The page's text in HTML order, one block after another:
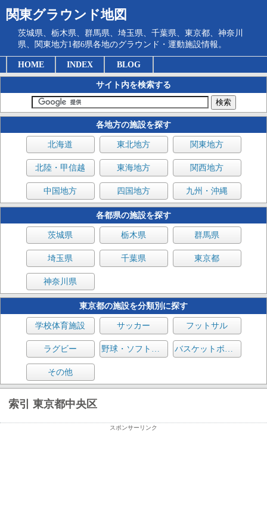
関東グラウンド地図
茨城県、栃木県、群馬県、埼玉県、千葉県、東京都、神奈川
県、関東地方1都6県各地のグラウンド・運動施設情報。
HOME INDEX BLOG
サイト内を検索する
各地方の施設を探す
北海道 東北地方 関東地方
北陸・甲信越 東海地方 関西地方
中国地方 四国地方 九州・沖縄
各都県の施設を探す
茨城県 栃木県 群馬県
埼玉県 千葉県 東京都
神奈川県
東京都の施設を分類別に探す
学校体育施設 サッカー フットサル
ラグビー 野球・ソフトボール バスケットボール
その他
索引 東京都中央区
スポンサーリンク